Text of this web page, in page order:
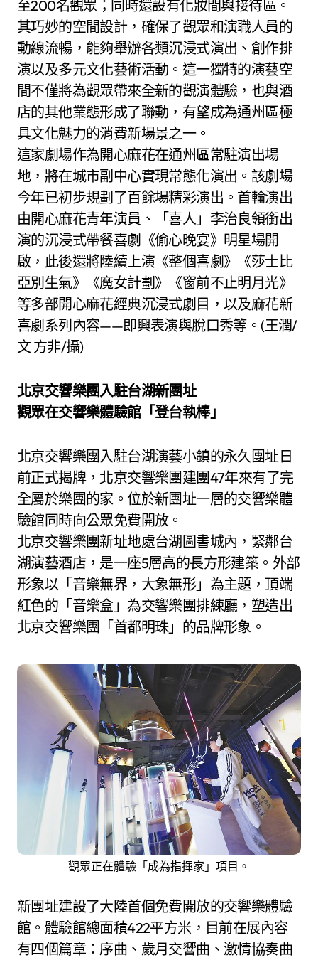
至200名觀眾；同時還設有化妝間與接待區。
其巧妙的空間設計，確保了觀眾和演職人員的
動線流暢，能夠舉辦各類沉浸式演出、創作排
演以及多元文化藝術活動。這一獨特的演藝空
間不僅將為觀眾帶來全新的觀演體驗，也與酒
店的其他業態形成了聯動，有望成為通州區極
具文化魅力的消費新場景之一。
這家劇場作為開心麻花在通州區常駐演出場
地，將在城市副中心實現常態化演出。該劇場
今年已初步規劃了百餘場精彩演出。首輪演出
由開心麻花青年演員、「喜人」李治良領銜出
演的沉浸式帶餐喜劇《偷心晚宴》明星場開
啟，此後還將陸續上演《整個喜劇》《莎士比
亞別生氣》《魔女計劃》《窗前不止明月光》
等多部開心麻花經典沉浸式劇目，以及麻花新
喜劇系列內容——即興表演與脫口秀等。(王潤/
文 方非/攝)
北京交響樂團入駐台湖新團址
觀眾在交響樂體驗館「登台執棒」
北京交響樂團入駐台湖演藝小鎮的永久團址日
前正式揭牌，北京交響樂團建團47年來有了完
全屬於樂團的家。位於新團址一層的交響樂體
驗館同時向公眾免費開放。
北京交響樂團新址地處台湖圖書城內，緊鄰台
湖演藝酒店，是一座5層高的長方形建築。外部
形象以「音樂無界，大象無形」為主題，頂端
紅色的「音樂盒」為交響樂團排練廳，塑造出
北京交響樂團「首都明珠」的品牌形象。
觀眾正在體驗「成為指揮家」項目。
新團址建設了大陸首個免費開放的交響樂體驗
館。體驗館總面積422平方米，目前在展內容
有四個篇章：序曲、歲月交響曲、激情協奏曲